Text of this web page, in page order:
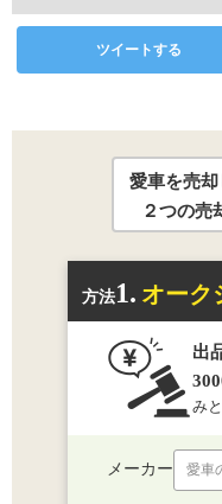
ツイートする
愛車を売却
２つの売
方法1. オーク
出
み
メーカー 愛車